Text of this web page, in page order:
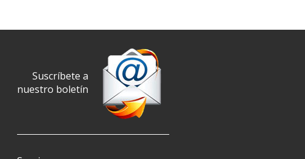
Suscríbete a
nuestro boletín